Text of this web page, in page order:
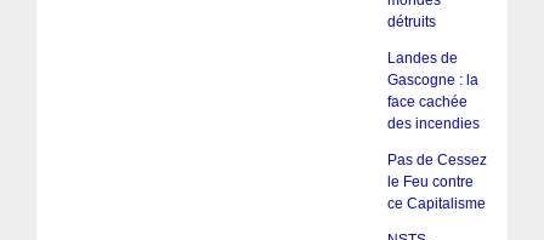
détruits
Landes de
Gascogne : la
face cachée
des incendies
Pas de Cessez
le Feu contre
ce Capitalisme